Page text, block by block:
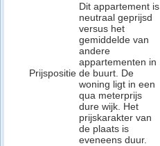
Prijspositie
Dit appartement is
neutraal geprijsd
versus het
gemiddelde van
andere
appartementen in
de buurt. De
woning ligt in een
qua meterprijs
dure wijk. Het
prijskarakter van
de plaats is
eveneens duur.